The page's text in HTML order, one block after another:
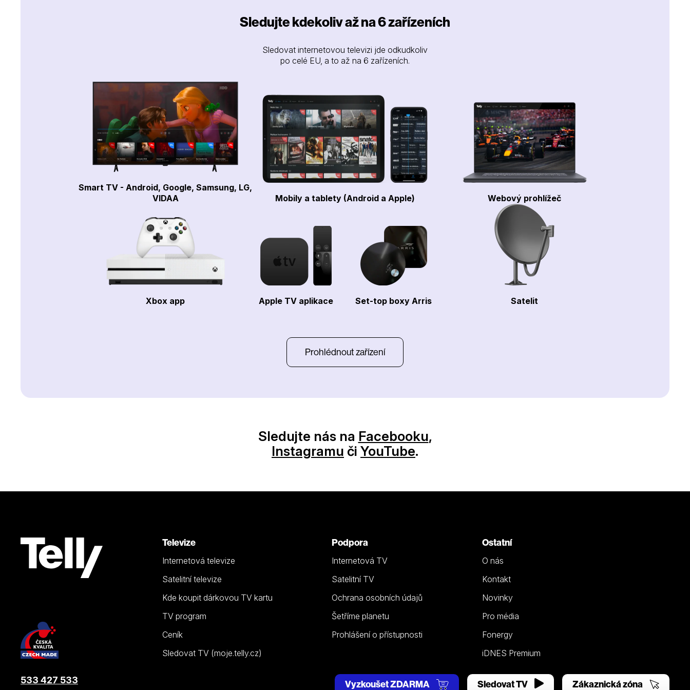
Sledujte kdekoliv až na 6 zařízeních
Sledovat internetovou televizi jde odkudkoliv
po celé EU, a to až na 6 zařízeních.
Smart TV - Android, Google, Samsung, LG,
VIDAA
Mobily a tablety (Android a Apple) Webový prohlížeč
Xbox app Apple TV aplikace Set-top boxy Arris Satelit
Prohlédnout zařízení
Sledujte nás na Facebooku,
Instagramu či YouTube.
Televize
Internetová televize
Satelitní televize
Kde koupit dárkovou TV kartu
TV program
Ceník
Sledovat TV (moje.telly.cz)
Podpora
Internetová TV
Satelitní TV
Ochrana osobních údajů
Šetříme planetu
Prohlášení o přístupnosti
Ostatní
O nás
Kontakt
Novinky
Pro média
Fonergy
iDNES Premium
533 427 533
Vyzkoušet ZDARMA Sledovat TV Zákaznická zóna